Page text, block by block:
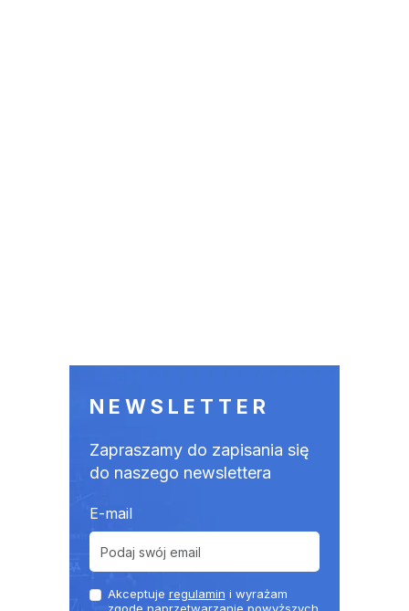
NEWSLETTER
Zapraszamy do zapisania się
do naszego newslettera
E-mail
Akceptuje regulamin i wyrażam